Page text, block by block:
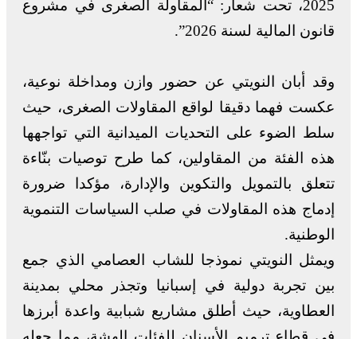
2025، تحت شعار: “المقاولة الصغرى في مشروع
قانون المالية لسنة 2026”.
وقد أبان النويتي عن حضور وازن ومداخلة نوعية،
عكست فهما دقيقا لواقع المقاولات الصغرى، حيث
سلط الضوء على التحديات الميدانية التي تواجهها
هذه الفئة من المقاولين، كما طرح توصيات بنّاءة
تتعلق بالتمويل والتكوين والإدارة، مؤكدا ضرورة
إدماج هذه المقاولات في صلب السياسات التنموية
الوطنية.
ويمثل النويتي نموذجا للشاب العصامي الذي جمع
بين تجربة دولية في إسبانيا وتجذر محلي بمدينة
العطاوية، حيث أطلق مشاريع شبابية واعدة أبرزها